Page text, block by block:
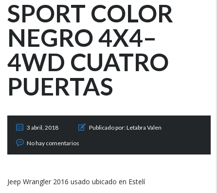
SPORT COLOR
NEGRO 4X4–
4WD CUATRO
PUERTAS
3 abril, 2018 Publicado por:Letabra Valen
No hay comentarios
Jeep Wrangler 2016 usado ubicado en Estelí